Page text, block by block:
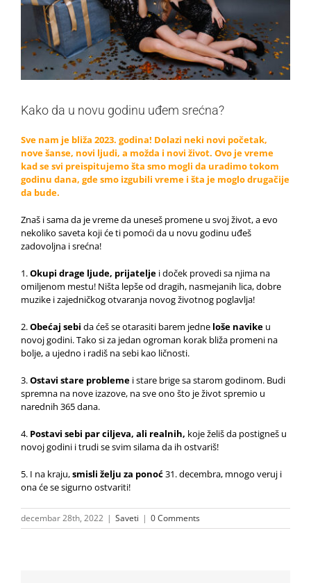
Kako da u novu godinu uđem srećna?
Sve nam je bliža 2023. godina! Dolazi neki novi početak,
nove šanse, novi ljudi, a možda i novi život. Ovo je vreme
kad se svi preispitujemo šta smo mogli da uradimo tokom
godinu dana, gde smo izgubili vreme i šta je moglo drugačije
da bude.
Znaš i sama da je vreme da uneseš promene u svoj život, a evo
nekoliko saveta koji će ti pomoći da u novu godinu uđeš
zadovoljna i srećna!
1.Okupi drage ljude, prijatelje i doček provedi sa njima na
omiljenom mestu! Ništa lepše od dragih, nasmejanih lica, dobre
muzike i zajedničkog otvaranja novog životnog poglavlja!
2.Obećaj sebi da ćeš se otarasiti barem jedne loše navike u
novoj godini. Tako si za jedan ogroman korak bliža promeni na
bolje, a ujedno i radiš na sebi kao ličnosti.
3.Ostavi stare probleme i stare brige sa starom godinom. Budi
spremna na nove izazove, na sve ono što je život spremio u
narednih 365 dana.
4. Postavi sebi par ciljeva, ali realnih, koje želiš da postigneš u
novoj godini i trudi se svim silama da ih ostvariš!
5. I na kraju,smisli želju za ponoć31. decembra, mnogo veruj i
ona će se sigurno ostvariti!
decembar 28th, 2022 | Saveti | 0 Comments